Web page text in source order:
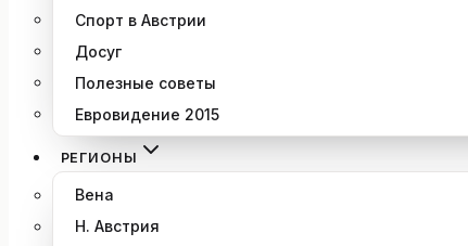
Спорт в Австрии
Досуг
Полезные советы
Евровидение 2015
РЕГИОНЫ
Вена
Н. Австрия